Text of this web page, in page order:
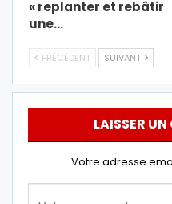
« replanter et rebâtir
une…
PRÉCÉDENT SUIVANT
LAISSER
Votre adresse